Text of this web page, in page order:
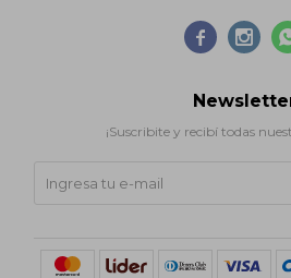
 
¡Suscribite y recibí todas